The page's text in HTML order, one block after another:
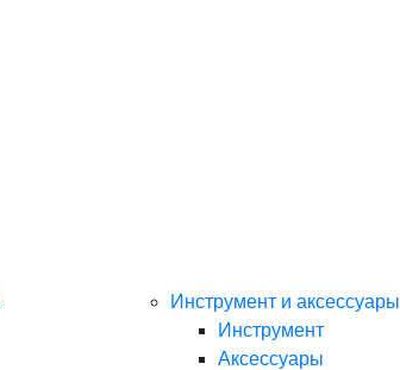
Инструмент и аксессуары
Инструмент
Аксессуары